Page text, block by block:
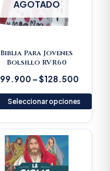
AGOTADO
Biblia Para Jovenes
Bolsillo RVR60
99.900 –$128.500
Seleccionar opciones
opciones
pueden
en
la
de
producto
Original
price
was:
$49.500.
Current